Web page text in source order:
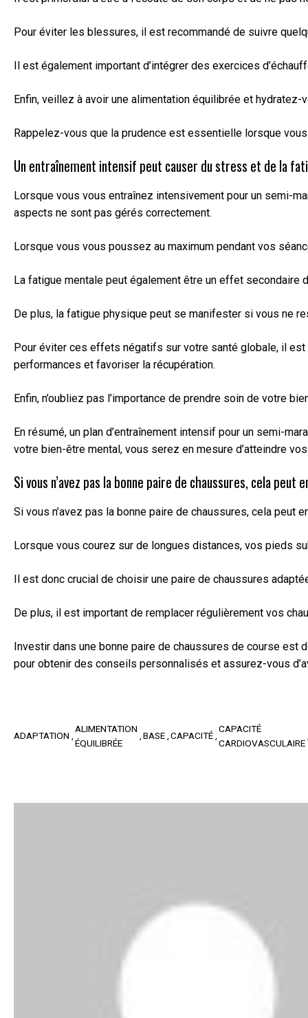
Pour éviter les blessures, il est recommandé de suivre
Il est également important d’intégrer des exercices
Enfin, veillez à avoir une alimentation équilibrée et
Rappelez-vous que la prudence est essentielle lorsque
Un entraînement intensif peut causer du stress et de la
Lorsque vous vous entraînez intensivement pour un semi-
aspects ne sont pas gérés correctement.
Lorsque vous vous poussez au maximum pendant vos
La fatigue mentale peut également être un effet secondaire
De plus, la fatigue physique peut se manifester si vous ne
Pour éviter ces effets négatifs sur votre santé globale, il
performances et favoriser la récupération.
Enfin, n’oubliez pas l’importance de prendre soin de votre
En résumé, un plan d’entraînement intensif pour un semi-
votre bien-être mental, vous serez en mesure d’atteindre
Si vous n’avez pas la bonne paire de chaussures, cela
Si vous n’avez pas la bonne paire de chaussures, cela
Lorsque vous courez sur de longues distances, vos pieds
Il est donc crucial de choisir une paire de chaussures
De plus, il est important de remplacer régulièrement vos
Investir dans une bonne paire de chaussures de course est
pour obtenir des conseils personnalisés et assurez-vous
ADAPTATION
ALIMENTATION
ÉQUILIBRÉE
BASE CAPACITÉ
CAPACITÉ
CARDIOVASCULAIRE